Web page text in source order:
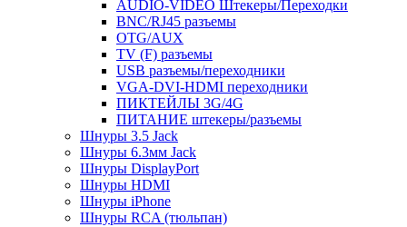
AUDIO-VIDEO Штекеры/Переходки
BNC/RJ45 разъемы
OTG/AUX
TV (F) разъемы
USB разъемы/переходники
VGA-DVI-HDMI переходники
ПИКТЕЙЛЫ 3G/4G
ПИТАНИЕ штекеры/разъемы
Шнуры 3.5 Jack
Шнуры 6.3мм Jack
Шнуры DisplayPort
Шнуры HDMI
Шнуры iPhone
Шнуры RCA (тюльпан)